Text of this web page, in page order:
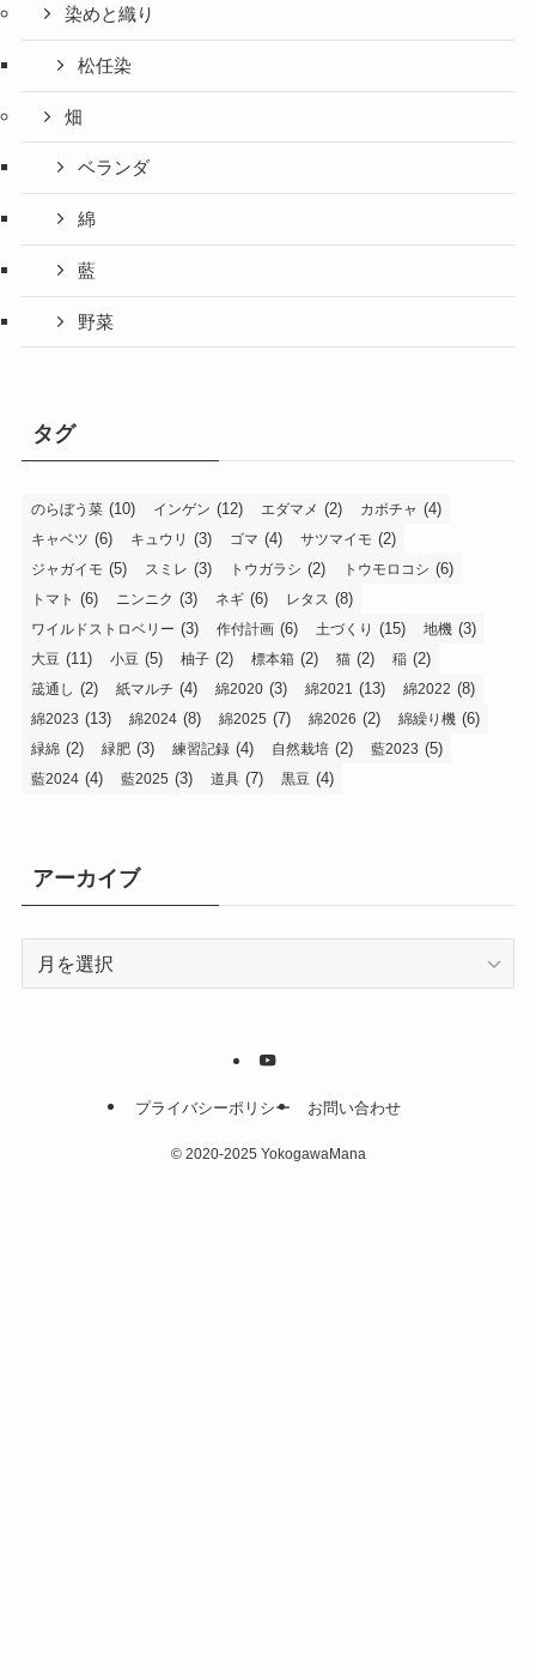
染めと織り
松任染
畑
ベランダ
綿
藍
野菜
タグ
のらぼう菜 (10) インゲン (12) エダマメ (2) カボチャ (4)
キャベツ (6) キュウリ (3) ゴマ (4) サツマイモ (2)
ジャガイモ (5) スミレ (3) トウガラシ (2) トウモロコシ (6)
トマト (6) ニンニク (3) ネギ (6) レタス (8)
ワイルドストロベリー (3) 作付計画 (6) 土づくり (15) 地機 (3)
大豆 (11) 小豆 (5) 柚子 (2) 標本箱 (2) 猫 (2) 稲 (2)
筬通し (2) 紙マルチ (4) 綿2020 (3) 綿2021 (13) 綿2022 (8)
綿2023 (13) 綿2024 (8) 綿2025 (7) 綿2026 (2) 綿繰り機 (6)
緑綿 (2) 緑肥 (3) 練習記録 (4) 自然栽培 (2) 藍2023 (5)
藍2024 (4) 藍2025 (3) 道具 (7) 黒豆 (4)
アーカイブ
プライバシーポリシー お問い合わせ
©2020-2025 YokogawaMana